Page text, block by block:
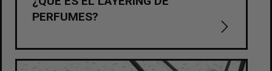
PERFUMES?